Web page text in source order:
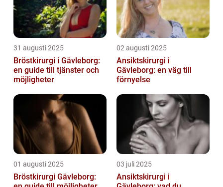
31 augusti 2025
Bröstkirurgi i Gävleborg:
en guide till tjänster och
möjligheter
02 augusti 2025
Ansiktskirurgi i
Gävleborg: en väg till
förnyelse
01 augusti 2025
Bröstkirurgi Gävleborg:
03 juli 2025
Ansiktskirurgi i